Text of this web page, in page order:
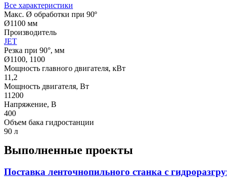
Все характеристики
Макс. Ø обработки при 90º
Ø1100 мм
Производитель
JET
Резка при 90°, мм
Ø1100, 1100
Мощность главного двигателя, кВт
11,2
Мощность двигателя, Вт
11200
Напряжение, В
400
Объем бака гидростанции
90 л
Выполненные проекты
Поставка ленточнопильного станка c